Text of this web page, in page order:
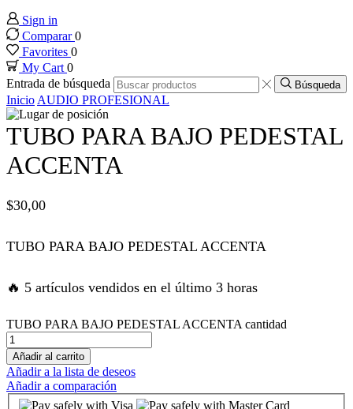
panel
panel
panel
panel
satın al
panel
panel
Sign in
Comparar0
Favorites 0
My Cart0
Entrada de búsqueda
Búsqueda
Inicio AUDIO PROFESIONAL
TUBO PARA BAJO PEDESTAL
ACCENTA
$30,00
TUBO PARA BAJO PEDESTAL ACCENTA
🔥 5 artículos vendidos en el último 3 horas
TUBO PARA BAJO PEDESTAL ACCENTA cantidad
Añadir al carrito
Añadir a la lista de deseos
Añadir a comparación